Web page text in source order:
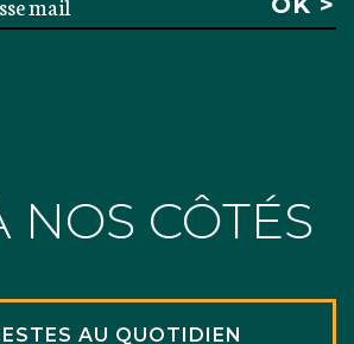
NOS CÔTÉS
AU QUOTIDIEN